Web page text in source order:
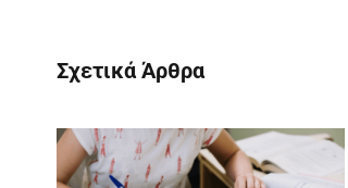
Σχετικά Άρθρα